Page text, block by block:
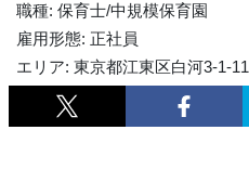
職種: 保育士/中規模保育園
雇用形態: 正社員
エリア: 東京都江東区白河3-1-11